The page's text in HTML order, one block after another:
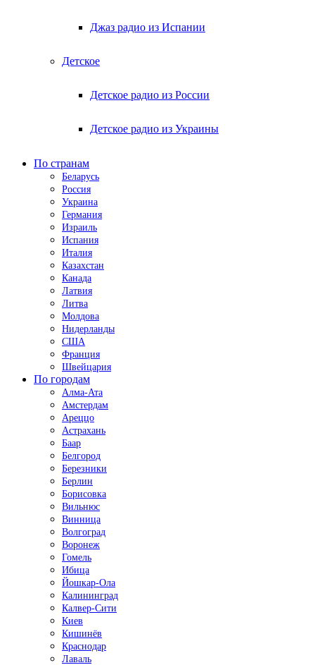
Джаз радио из Испании
Детское
Детское радио из России
Детское радио из Украины
По странам
Беларусь
Россия
Украина
Германия
Израиль
Испания
Италия
Казахстан
Канада
Латвия
Литва
Молдова
Нидерланды
США
Франция
Швейцария
По городам
Алма-Ата
Амстердам
Ареццо
Астрахань
Баар
Белгород
Березники
Берлин
Борисовка
Вильнюс
Винница
Волгоград
Воронеж
Гомель
Ибица
Йошкар-Ола
Калининград
Калвер-Сити
Киев
Кишинёв
Краснодар
Лаваль